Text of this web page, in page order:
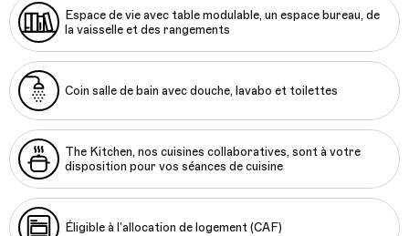
Espace de vie avec table modulable, un espace bureau, de
la vaisselle et des rangements
Coin salle de bain avec douche, lavabo et toilettes
The Kitchen, nos cuisines collaboratives, sont à votre
disposition pour vos séances de cuisine
Éligible à l’allocation de logement (CAF)